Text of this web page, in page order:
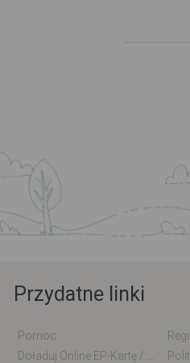
Przydatne linki
Pomoc